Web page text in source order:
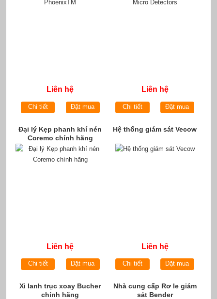
Liên hệ
Chi tiết Đặt mua
Liên hệ
Chi tiết Đặt mua
Đại lý Kẹp phanh khí nén
Coremo chính hãng
Liên hệ
Chi tiết Đặt mua
Hệ thống giám sát Vecow
Liên hệ
Chi tiết Đặt mua
Xi lanh trục xoay Bucher
chính hãng
Nhà cung cấp Rơ le giám
sát Bender